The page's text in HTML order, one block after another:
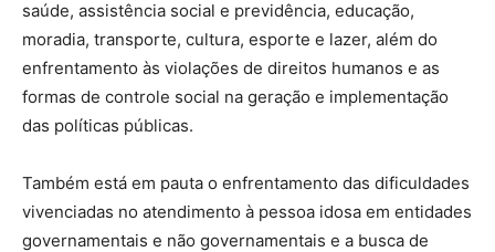
saúde, assistência social e previdência, educação,
moradia, transporte, cultura, esporte e lazer, além do
enfrentamento às violações de direitos humanos e as
formas de controle social na geração e implementação
das políticas públicas.
Também está em pauta o enfrentamento das dificuldades
vivenciadas no atendimento à pessoa idosa em entidades
governamentais e não governamentais e a busca de